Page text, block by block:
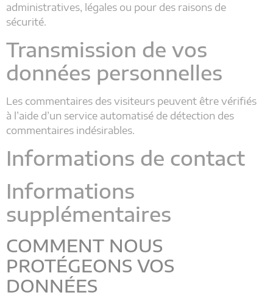
administratives, légales ou pour des raisons de
sécurité.
Transmission de vos
données personnelles
Les commentaires des visiteurs peuvent être vérifiés
à l’aide d’un service automatisé de détection des
commentaires indésirables.
Informations de contact
Informations
supplémentaires
COMMENT NOUS
PROTÉGEONS VOS
DONNÉES